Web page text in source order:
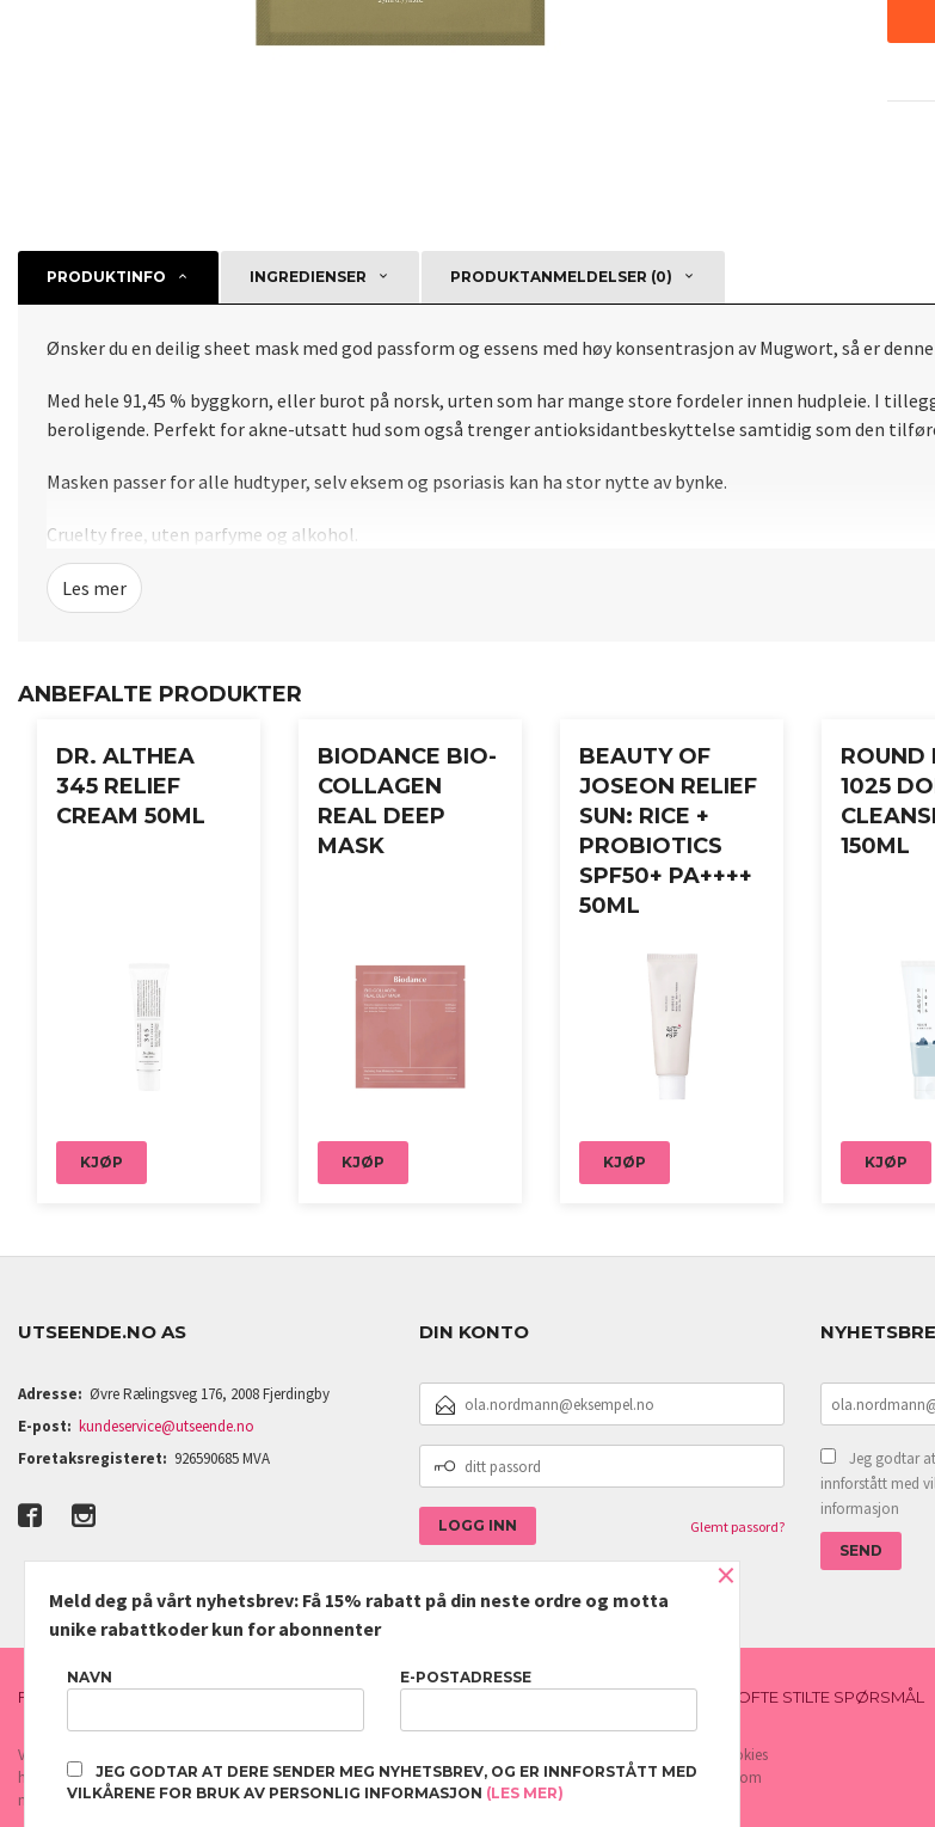
PRODUKTINFO INGREDIENSER PRODUKTANMELDELSER (0)
Ønsker du en deilig sheet mask med god passform og essens med høy konsentrasjon av Mugwort, så er
Med hele 91,45 % byggkorn, eller burot på norsk, urten som har mange store fordeler innen hudpleie. I
beroligende. Perfekt for akne-utsatt hud som også trenger antioksidantbeskyttelse samtidig som den
Masken passer for alle hudtyper, selv eksem og psoriasis kan ha stor nytte av bynke.
Cruelty free, uten parfyme og alkohol.
Brukerveiledning:
La virke i ca 20 minutter.
Les mer
ANBEFALTE PRODUKTER
DR. ALTHEA
345 RELIEF
CREAM 50ML
KJØP
BIODANCE BIO-
COLLAGEN
REAL DEEP
MASK
KJØP
BEAUTY OF
JOSEON RELIEF
SUN: RICE +
PROBIOTICS
SPF50+ PA++++
50ML
KJØP
ROUND
1025
150ML
KJØP
UTSEENDE.NO AS
Adresse: Øvre Rælingsveg 176, 2008 Fjerdingby
E-post: kundeservice@utseende.no
Foretaksregisteret: 926590685 MVA
DIN KONTO
POSTADRESSE
PASSORD
Glemt passord?
Jeg godtar
innforstått med
informasjon
FRAKT SIKKERHET OG PERSONVERN BLOGG OFTE STILTE SPØRSMÅL
Vår nettbutikk bruker cookies slik at du får en bedre kjøpsopplevelse og vi kan yte deg bedre service. Vi bruker cookies
hovedsaklig til å lagre innloggingsdetaljer og huske hva du har puttet i handlekurven din. Fortsett å bruke siden som
normalt om du godtar dette.Les merellerendre innstillinger for cookies.
×
Meld deg på vårt nyhetsbrev: Få 15% rabatt på din neste ordre og motta
unike rabattkoder kun for abonnenter
NAVN E-POSTADRESSE
JEG GODTAR AT DERE SENDER MEG NYHETSBREV, OG ER INNFORSTÅTT MED
VILKÅRENE FOR BRUK AV PERSONLIG INFORMASJON (LES MER)